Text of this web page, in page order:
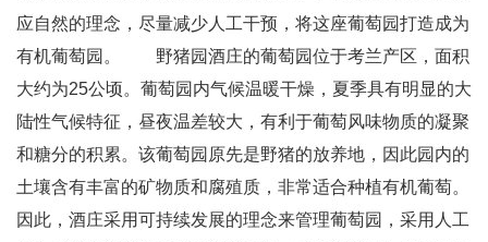
应自然的理念，尽量减少人工干预，将这座葡萄园打造成为
有机葡萄园。 野猪园酒庄的葡萄园位于考兰产区，面积
大约为25公顷。葡萄园内气候温暖干燥，夏季具有明显的大
陆性气候特征，昼夜温差较大，有利于葡萄风味物质的凝聚
和糖分的积累。该葡萄园原先是野猪的放养地，因此园内的
土壤含有丰富的矿物质和腐殖质，非常适合种植有机葡萄。
因此，酒庄采用可持续发展的理念来管理葡萄园，采用人工